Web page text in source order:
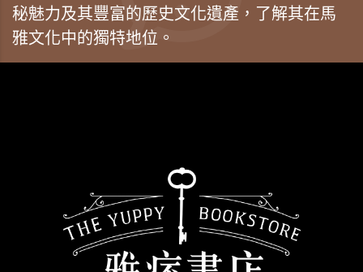
秘魅力及其豐富的歷史文化遺產，了解其在馬
雅文化中的獨特地位。